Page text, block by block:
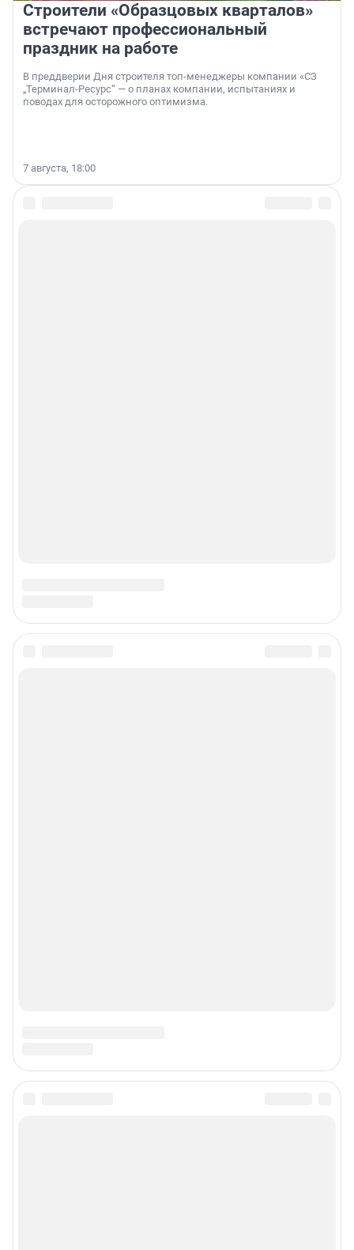
Строители «Образцовых кварталов»
встречают профессиональный
праздник на работе
В преддверии Дня строителя топ-менеджеры компании «СЗ
„Терминал-Ресурс“ — о планах компании, испытаниях и
поводах для осторожного оптимизма.
7 августа, 18:00